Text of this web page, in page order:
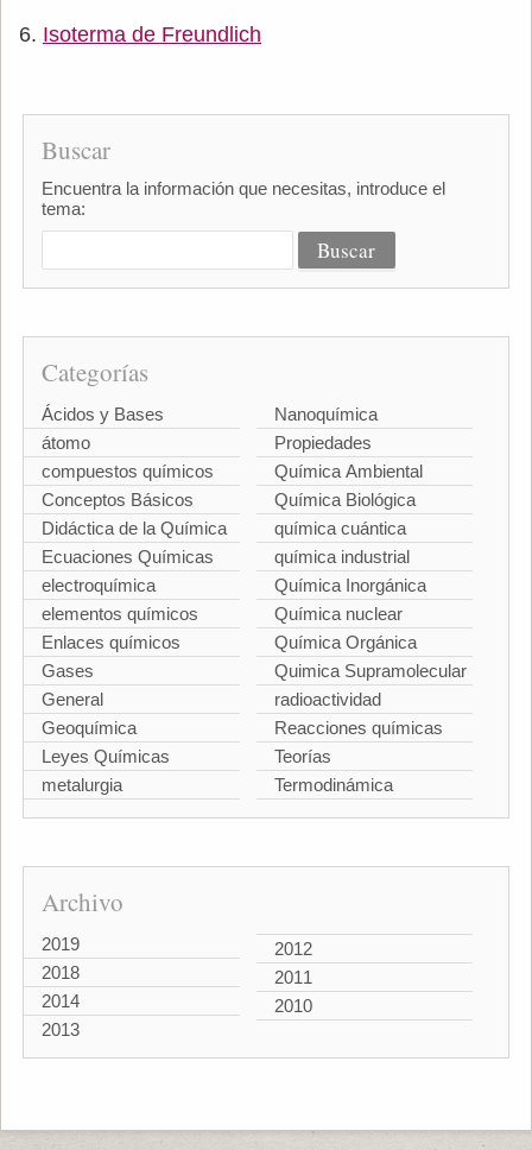
Isoterma de Freundlich
Buscar
Encuentra la información que necesitas, introduce el
tema:
Categorías
Ácidos y Bases
átomo
compuestos químicos
Conceptos Básicos
Didáctica de la Química
Ecuaciones Químicas
electroquímica
elementos químicos
Enlaces químicos
Gases
General
Geoquímica
Leyes Químicas
metalurgia
Nanoquímica
Propiedades
Química Ambiental
Química Biológica
química cuántica
química industrial
Química Inorgánica
Química nuclear
Química Orgánica
Quimica Supramolecular
radioactividad
Reacciones químicas
Teorías
Termodinámica
Archivo
2019
2018
2014
2013
2012
2011
2010